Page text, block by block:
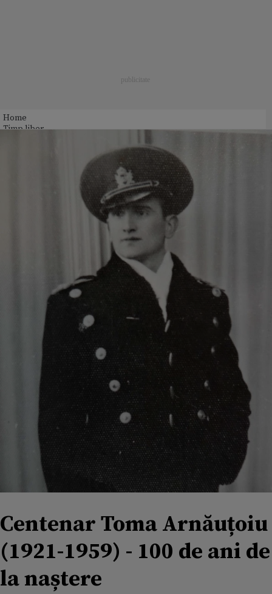
Home
Timp liber
Centenar Toma Arnăuțoiu
(1921-1959) - 100 de ani de
la naștere